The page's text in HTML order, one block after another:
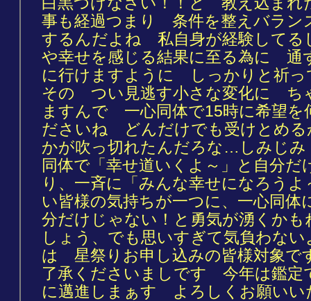
事も経過つまり 条件を整えバラン
するんだよね 私自身が経験して
や幸せを感じる結果に至る為に
に行けますように しっかりと祈
その つい見逃す小さな変化に ち
ますんで 一心同体で15時に希望を
ださいね どんだけでも受けとめ
かが吹っ切れたんだろな…しみじ
同体で「幸せ道いくよ～」と自分
り、一斉に「みんな幸せになろう
い皆様の気持ちが一つに、一心同体
分だけじゃない！と勇気が湧くか
しょう、でも思いすぎて気負わな
は 星祭りお申し込みの皆様対象
了承くださいましです 今年は鑑
に邁進しまぁす よろしくお願いい